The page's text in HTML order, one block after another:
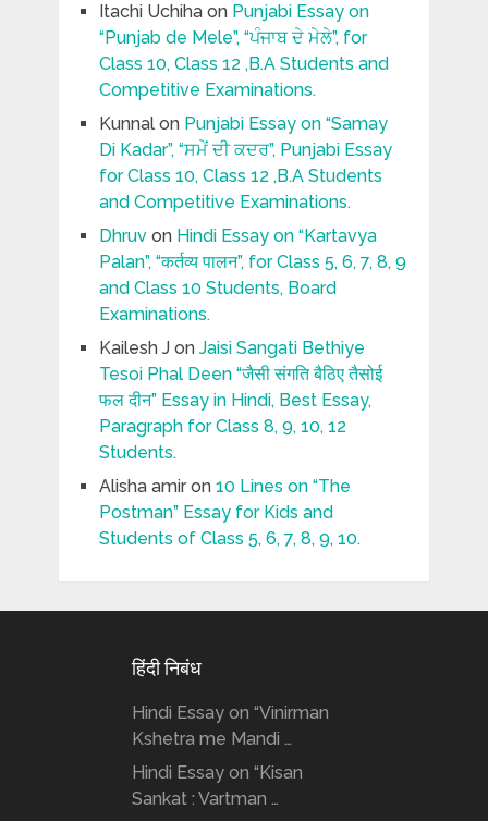
Itachi Uchihaon Punjabi Essay on
“Punjab de Mele”, “ਪੰਜਾਬ ਦੇ ਮੇਲੇ”, for
Class 10, Class 12 ,B.A Students and
Competitive Examinations.
Kunnalon Punjabi Essay on “Samay
Di Kadar”, “ਸਮੇਂ ਦੀ ਕਦਰ”, Punjabi Essay
for Class 10, Class 12 ,B.A Students
and Competitive Examinations.
Dhruvon Hindi Essay on “Kartavya
Palan”, “कर्तव्य पालन”, for Class 5, 6, 7, 8, 9
and Class 10 Students, Board
Examinations.
Kailesh Jon Jaisi Sangati Bethiye
Tesoi Phal Deen “जैसी संगति बैठिए तैसोई
फल दीन” Essay in Hindi, Best Essay,
Paragraph for Class 8, 9, 10, 12
Students.
Alisha amiron 10 Lines on “The
Postman” Essay for Kids and
Students of Class 5, 6, 7, 8, 9, 10.
हिंदी निबंध
Hindi Essay on “Vinirman
Kshetra me Mandi …
Hindi Essay on “Kisan
Sankat : Vartman …